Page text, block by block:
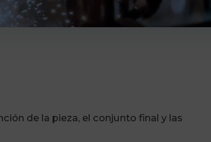
de la pieza, el conjunto final y las